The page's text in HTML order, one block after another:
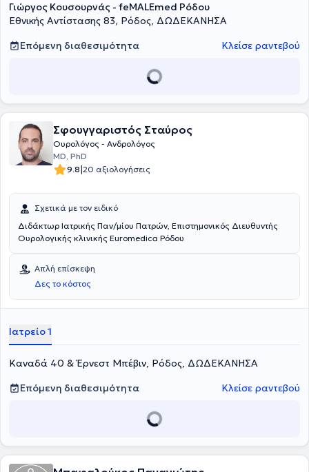
Γιώργος Κουσουρνάς - feMALEmed Ρόδου
Εθνικής Αντίστασης 83, Ρόδος, ΔΩΔΕΚΑΝΗΣΑ
Επόμενη διαθεσιμότητα
Κλείσε ραντεβού
Σφουγγαριστός Σταύρος
Ουρολόγος - Ανδρολόγος
MD, PhD
9.8|20 αξιολογήσεις
Σχετικά με τον ειδικό
Διδάκτωρ Ιατρικής Παν/μίου Πατρών, Επιστημονικός Διευθυντής
Ουρολογικής κλινικής Euromedica Ρόδου
Απλή επίσκεψη
Δες το κόστος
Ιατρείο 1
Καναδά 40 & Έρνεστ Μπέβιν, Ρόδος, ΔΩΔΕΚΑΝΗΣΑ
Επόμενη διαθεσιμότητα
Κλείσε ραντεβού